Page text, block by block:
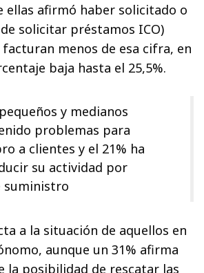
ellas afirmó haber solicitado o
solicitar préstamos ICO)
menos de esa cifra, en
baja hasta el 25,5%.
y medianos
problemas para
a clientes y el 21% ha
su actividad por
suministro
a la situación de aquellos en
aunque un 31% afirma
la posibilidad de rescatar las